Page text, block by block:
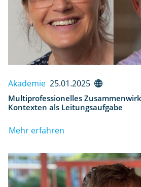
Akademie 25.01.2025
Multiprofessionelles
Kontexten als Leitungsaufgabe
Mehr erfahren